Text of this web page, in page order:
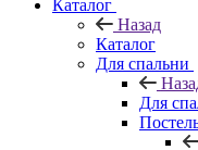
Каталог
Назад
Каталог
Для спальни
Для